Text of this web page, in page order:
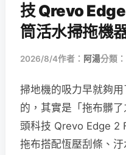
技 Qrevo
筒活水掃拖機
2026/8/4作者： 阿湯分類：
掃地機的吸力早就夠
的，其實是「拖布髒
頭科技 Qrevo Edge 2
拖布搭配恆壓刮條、